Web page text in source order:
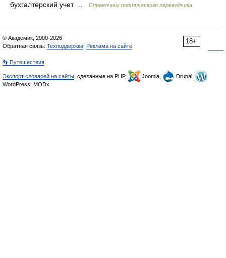
бухгалтерский учет …
Справочник технического переводчика
18+
© Академик, 2000-2026
Обратная связь: Техподдержка Реклама на сайте
👣 Путешествия
Экспорт словарей на сайты , сделанные на PHP, Joomla,
Drupal,
WordPress, MODx.